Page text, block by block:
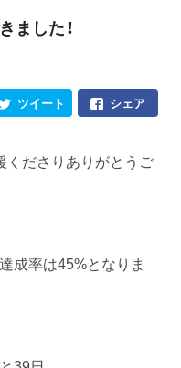
ました！
シェア
ツイート
くださりありがとうご
成率は45%となりま